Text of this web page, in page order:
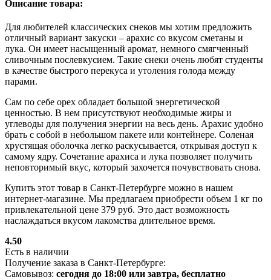
Описание товара:
Для любителей классических снеков мы хотим предложить
отличный вариант закуски – арахис со вкусом сметаны и
лука. Он имеет насыщенный аромат, немного смягченный
сливочным послевкусием. Такие снеки очень любят студенты
в качестве быстрого перекуса и утоления голода между
парами.
Сам по себе орех обладает большой энергетической
ценностью. В нем присутствуют необходимые жиры и
углеводы для получения энергии на весь день. Арахис удобно
брать с собой в небольшом пакете или контейнере. Соленая
хрустящая оболочка легко раскусывается, открывая доступ к
самому ядру. Сочетание арахиса и лука позволяет получить
неповторимый вкус, который захочется почувствовать снова.
Купить этот товар в Санкт-Петербурге можно в нашем
интернет-магазине. Мы предлагаем приобрести объем 1 кг по
привлекательной цене 379 руб. Это даст возможность
наслаждаться вкусом лакомства длительное время.
4.50
Есть в наличии
Получение заказа в Санкт-Петербурге:
Самовывоз: сегодня до 18:00 или завтра, бесплатно